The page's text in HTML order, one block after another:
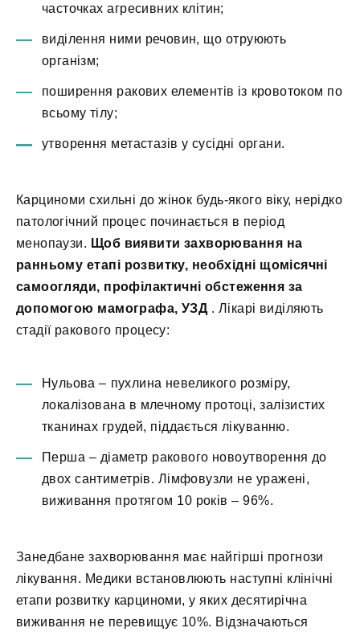
часточках агресивних клітин;
виділення ними речовин, що отруюють
організм;
поширення ракових елементів із кровотоком по
всьому тілу;
утворення метастазів у сусідні органи.
Карциноми схильні до жінок будь-якого віку, нерідко
патологічний процес починається в період
менопаузи. Щоб виявити захворювання на
ранньому етапі розвитку, необхідні щомісячні
самоогляди, профілактичні обстеження за
допомогою мамографа, УЗД. Лікарі виділяють
стадії ракового процесу:
Нульова – пухлина невеликого розміру,
локалізована в млечному протоці, залізистих
тканинах грудей, піддається лікуванню.
Перша – діаметр ракового новоутворення до
двох сантиметрів. Лімфовузли не уражені,
виживання протягом 10 років – 96%.
Занедбане захворювання має найгірші прогнози
лікування. Медики встановлюють наступні клінічні
етапи розвитку карциноми, у яких десятирічна
виживання не перевищує 10%. Відзначаються